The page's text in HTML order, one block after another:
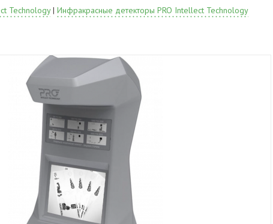
Technology| Инфракрасные детекторы PRO Intellect Technology